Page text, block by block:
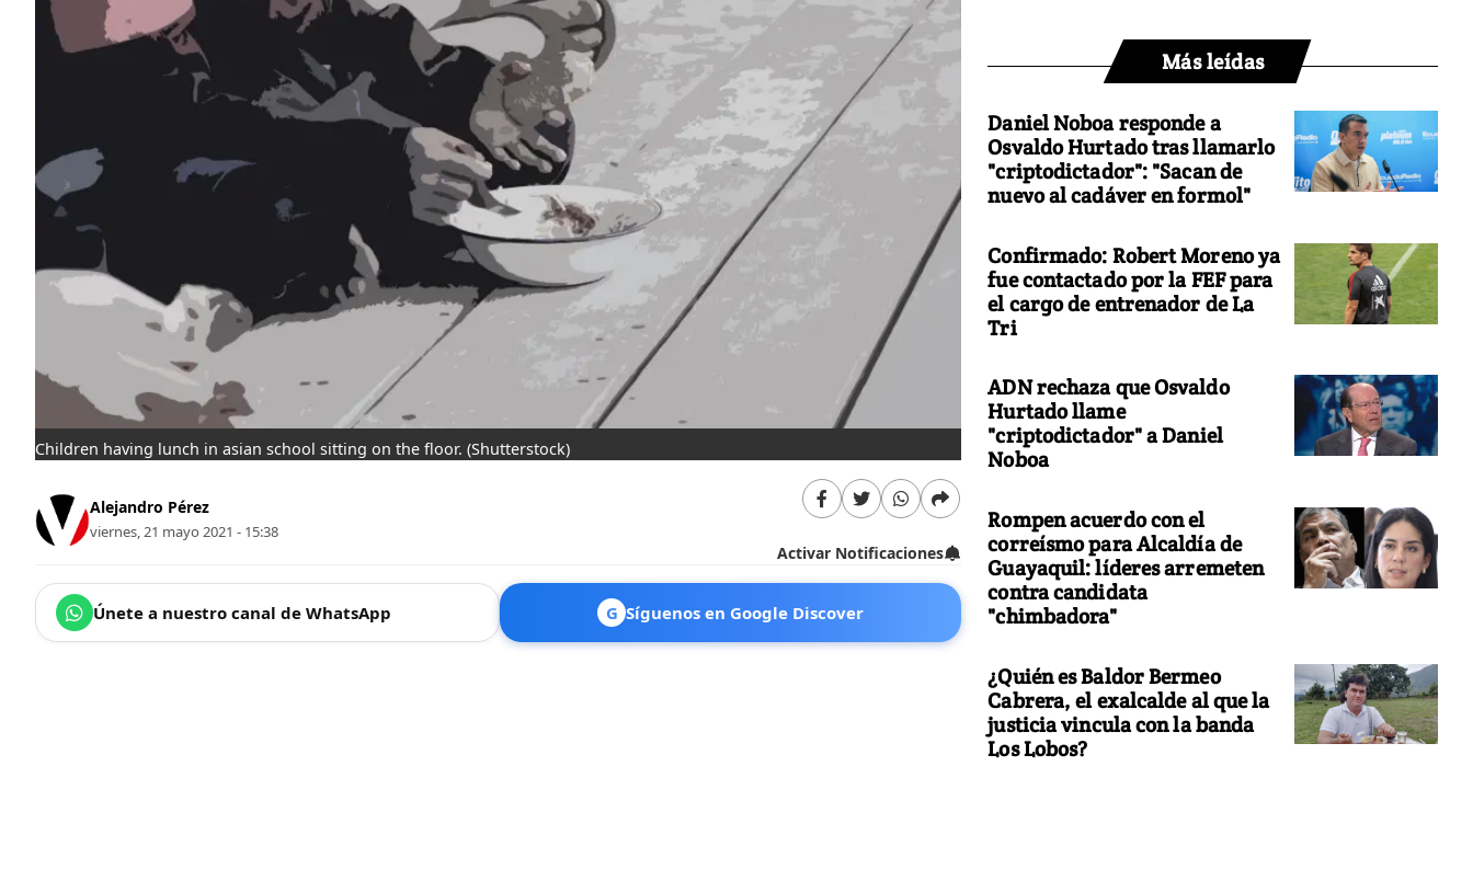
Children having lunch in asian school sitting on the floor. (Shutterstock)
Alejandro Pérez
viernes, 21 mayo 2021 - 15:38
Activar Notificaciones
Únete a nuestro canal de WhatsApp G Síguenos en Google Discover
Más leídas
Daniel Noboa responde a
Osvaldo Hurtado tras llamarlo
"criptodictador": "Sacan de
nuevo al cadáver en formol"
Confirmado: Robert Moreno ya
fue contactado por la FEF para
el cargo de entrenador de La
Tri
ADN rechaza que Osvaldo
Hurtado llame
"criptodictador" a Daniel
Noboa
Rompen acuerdo con el
correísmo para Alcaldía de
Guayaquil: líderes arremeten
contra candidata
"chimbadora"
¿Quién es Baldor Bermeo
Cabrera, el exalcalde al que la
justicia vincula con la banda
Los Lobos?